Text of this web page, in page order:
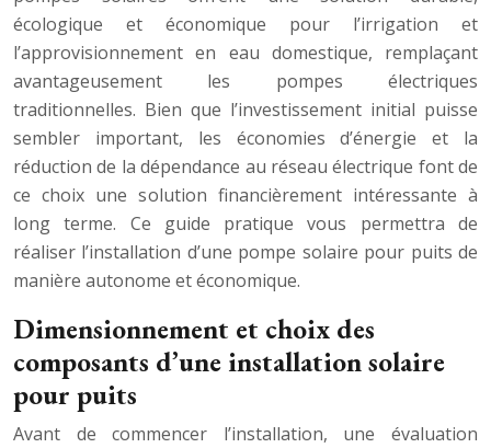
écologique et économique pour l’irrigation et
l’approvisionnement en eau domestique, remplaçant
avantageusement les pompes électriques
traditionnelles. Bien que l’investissement initial puisse
sembler important, les économies d’énergie et la
réduction de la dépendance au réseau électrique font de
ce choix une solution financièrement intéressante à
long terme. Ce guide pratique vous permettra de
réaliser l’installation d’une pompe solaire pour puits de
manière autonome et économique.
Dimensionnement et choix des
composants d’une installation solaire
pour puits
Avant de commencer l’installation, une évaluation